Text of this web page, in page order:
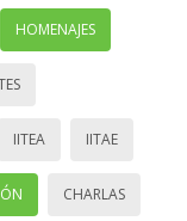
HOMENAJES
IITEA IITAE
CHARLAS